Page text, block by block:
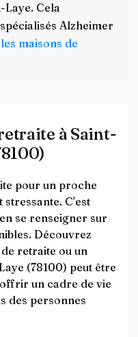
Cela
Alzheimer
maisons de
à Saint-
pour un proche
stressante. C'est
se renseigner sur
Découvrez
retraite ou un
(78100) peut être
un cadre de vie
des personnes